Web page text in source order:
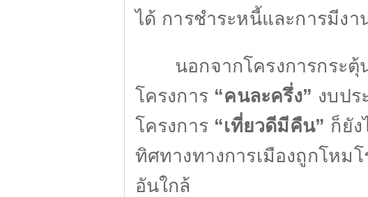
ได้ การชําระหนี้และการมีงา
นอกจากโครงการกระตุ้น
โครงการ “คนละครึ่ง” งบป
โครงการ “เที่ยวดีมีคืน” ก็ยั
ทิศทางทางการเมืองถูกโหม
อันใกล้